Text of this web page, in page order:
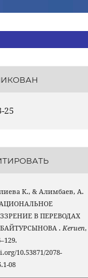
25
K., & Алимбаев, А.
В ПЕРЕВОДАХ
.Keruen,
10.53871/2078-
08